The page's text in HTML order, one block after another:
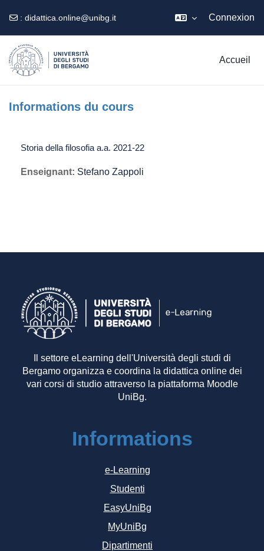
: didattica.online@unibg.it Connexion
Accueil
Informations du cours
Storia della filosofia a.a. 2021-22
Enseignant: Stefano Zappoli
Il settore eLearning dell'Università degli studi di
Bergamo organizza e coordina la didattica online dei
vari corsi di studio attraverso la piattaforma Moodle
UniBg.
Informations
e-Learning
Studenti
EasyUniBg
MyUniBg
Dipartimenti